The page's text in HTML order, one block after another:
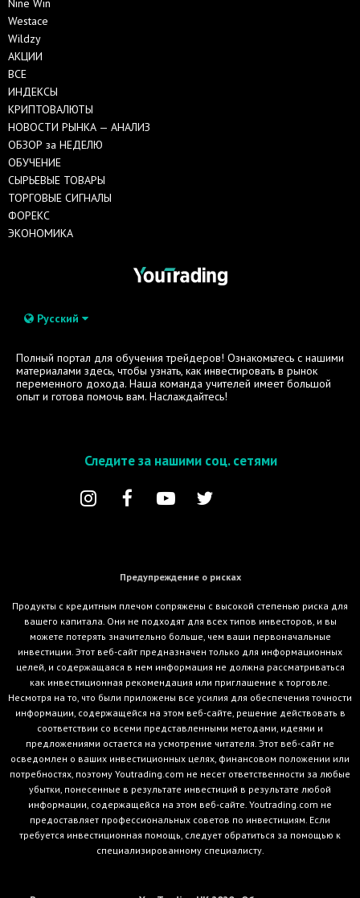
Nine Win
Westace
Wildzy
АКЦИИ
ВСЕ
ИНДЕКСЫ
КРИПТОВАЛЮТЫ
НОВОСТИ РЫНКА — АНАЛИЗ
ОБЗОР за НЕДЕЛЮ
ОБУЧЕНИЕ
СЫРЬЕВЫЕ ТОВАРЫ
ТОРГОВЫЕ СИГНАЛЫ
ФОРЕКС
ЭКОНОМИКА
Русский
Полный портал для обучения трейдеров! Ознакомьтесь с нашими
материалами здесь, чтобы узнать, как инвестировать в рынок
переменного дохода. Наша команда учителей имеет большой
опыт и готова помочь вам. Наслаждайтесь!
Следите за нашими соц. сетями
Предупреждение о рисках
Продукты с кредитным плечом сопряжены с высокой степенью риска для
вашего капитала. Они не подходят для всех типов инвесторов, и вы
можете потерять значительно больше, чем ваши первоначальные
инвестиции. Этот веб-сайт предназначен только для информационных
целей, и содержащаяся в нем информация не должна рассматриваться
как инвестиционная рекомендация или приглашение к торговле.
Несмотря на то, что были приложены все усилия для обеспечения точности
информации, содержащейся на этом веб-сайте, решение действовать в
соответствии со всеми представленными методами, идеями и
предложениями остается на усмотрение читателя. Этот веб-сайт не
осведомлен о ваших инвестиционных целях, финансовом положении или
потребностях, поэтому Youtrading.com не несет ответственности за любые
убытки, понесенные в результате инвестиций в результате любой
информации, содержащейся на этом веб-сайте. Youtrading.com не
предоставляет профессиональных советов по инвестициям. Если
требуется инвестиционная помощь, следует обратиться за помощью к
специализированному специалисту.